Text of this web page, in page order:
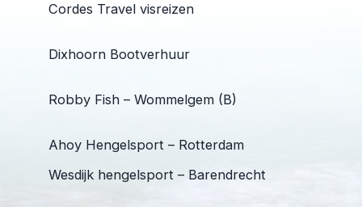
Cordes Travel visreizen
Dixhoorn Bootverhuur
Robby Fish – Wommelgem (B)
Ahoy Hengelsport – Rotterdam
Wesdijk hengelsport – Barendrecht